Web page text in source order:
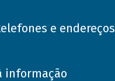
e endereços
informação